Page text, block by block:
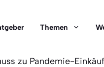
Themen
zu Pandemie-